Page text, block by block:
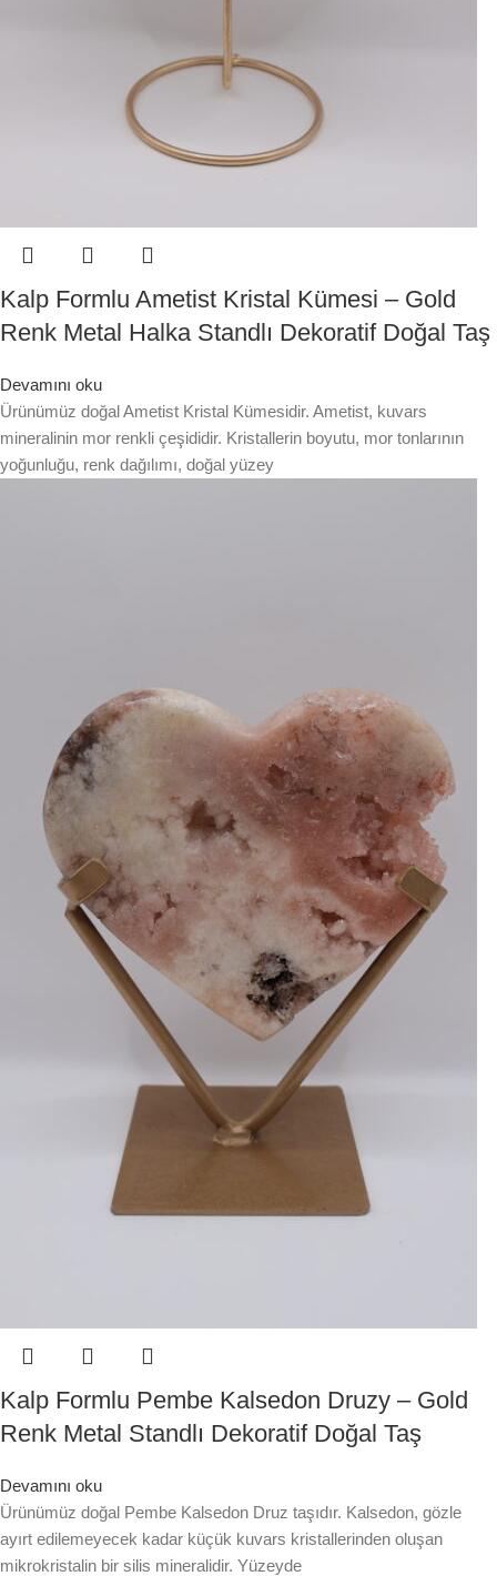
Kalp Formlu Ametist Kristal Kümesi – Gold
Renk Metal Halka Standlı Dekoratif Doğal Taş
Devamını oku
Ürünümüz doğal Ametist Kristal Kümesidir. Ametist, kuvars
mineralinin mor renkli çeşididir. Kristallerin boyutu, mor tonlarının
yoğunluğu, renk dağılımı, doğal yüzey
Kalp Formlu Pembe Kalsedon Druzy – Gold
Renk Metal Standlı Dekoratif Doğal Taş
Devamını oku
Ürünümüz doğal Pembe Kalsedon Druz taşıdır. Kalsedon, gözle
ayırt edilemeyecek kadar küçük kuvars kristallerinden oluşan
mikrokristalin bir silis mineralidir. Yüzeyde